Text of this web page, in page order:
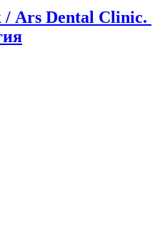
Ars Dental Clinic.